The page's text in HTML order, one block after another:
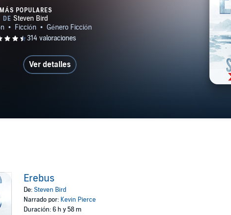
MÁS POPULARES
Ver detalles
Erebus
De:Steven Bird
Narrado por: Kevin Pierce
Duración: 6 h y 58 m